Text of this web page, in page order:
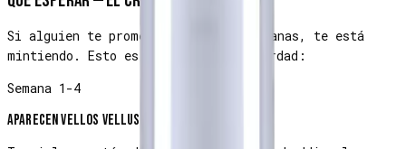
Si alguien te promete barba en 2 semanas, te está
mintiendo. Esto es lo que pasa de verdad:
Semana 1-4
Aparecen vellos vellus (finos, claros)